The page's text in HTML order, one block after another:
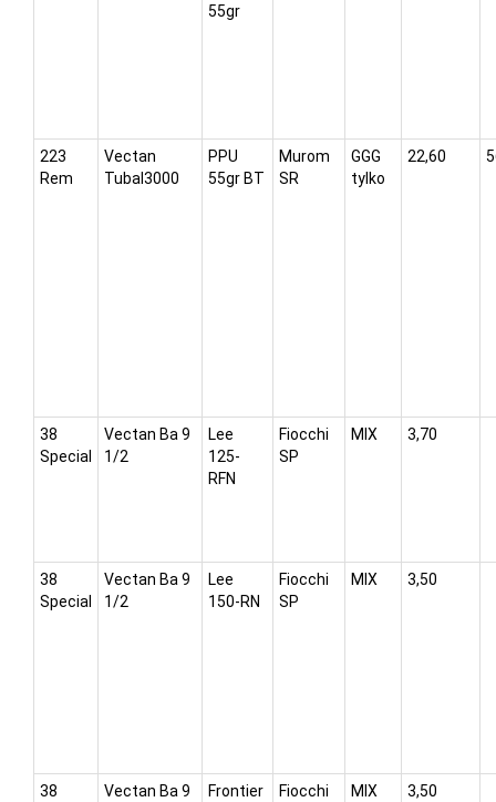
55gr
223
Rem
Vectan
Tubal3000
PPU
55gr BT
Murom
SR
GGG
tylko
22,60
38
Special
Vectan Ba 9
1/2
Lee
125-
RFN
Fiocchi
SP
MIX 3,70
38
Special
Vectan Ba 9
1/2
Lee
150-RN
Fiocchi
SP
MIX 3,50
38
Vectan Ba 9
Frontier
Fiocchi
MIX 3,50